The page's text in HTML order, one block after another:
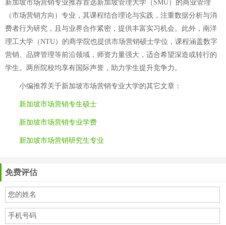
新加坡市场营销专业推荐首选新加坡管理大学（SMU）的商业管理
（市场营销方向）专业，其课程结合理论与实践，注重数据分析与消
费者行为研究，且与业界合作紧密，提供丰富实习机会。此外，南洋
理工大学（NTU）的商学院也提供市场营销硕士学位，课程涵盖数字
营销、品牌管理等前沿领域，师资力量强大，适合希望深造或转行的
学生。两所院校均享有国际声誉，助力学生提升竞争力。
小编推荐关于新加坡市场营销专业大学的其它文章：
新加坡市场营销专生硕士
新加坡市场营销专业学费
新加坡市场营销研究生专业
免费评估